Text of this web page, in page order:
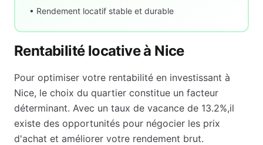
• Rendement locatif stable et durable
Rentabilité locative à Nice
Pour optimiser votre rentabilité en investissant à
Nice, le choix du quartier constitue un facteur
déterminant. Avec un taux de vacance de 13.2%,il
existe des opportunités pour négocier les prix
d'achat et améliorer votre rendement brut.